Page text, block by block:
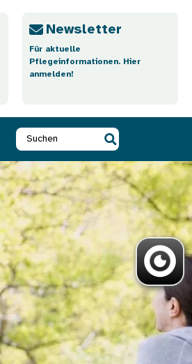
Newsletter
Für aktuelle
Pflegeinformationen. Hier
anmelden!